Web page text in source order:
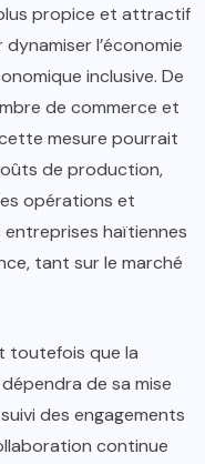
propice et attractif
l’économie
inclusive. De
de commerce et
mesure pourrait
de production,
opérations et
haïtiennes
tant sur le marché
toutefois que la
de sa mise
des engagements
continue